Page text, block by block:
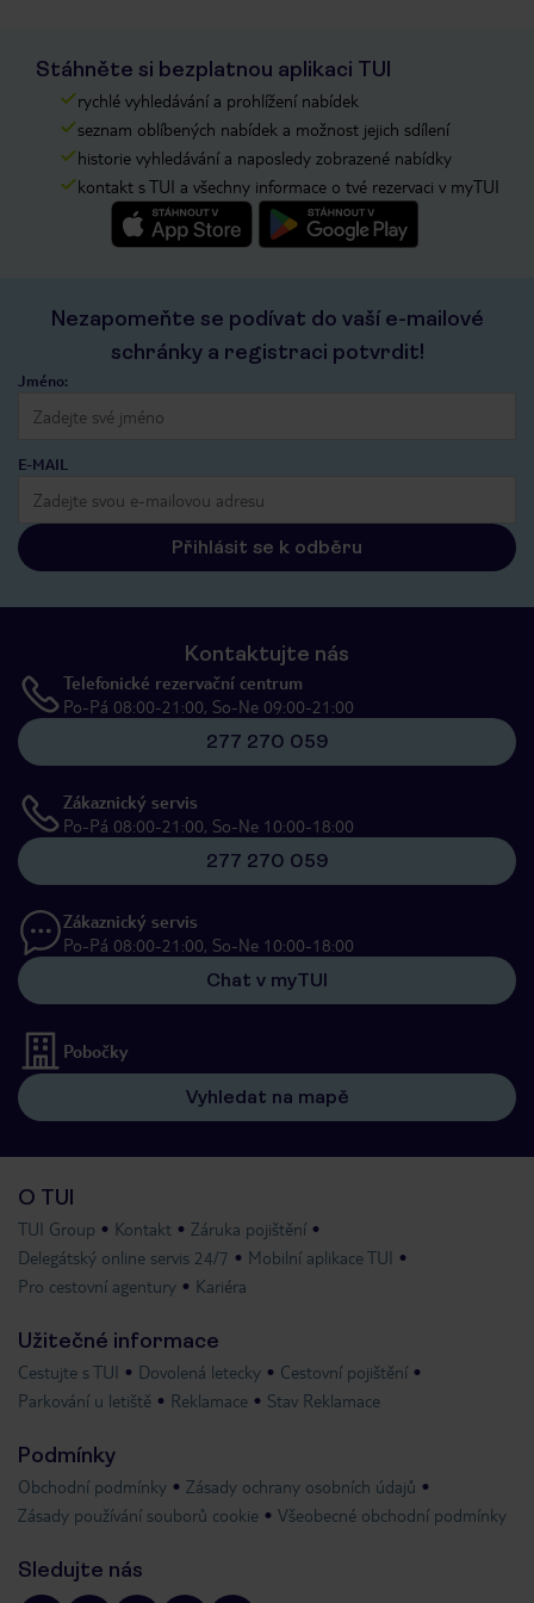
Stáhněte si bezplatnou aplikaci TUI
rychlé vyhledávání a prohlížení nabídek
seznam oblíbených nabídek a možnost jejich sdílení
historie vyhledávání a naposledy zobrazené nabídky
kontakt s TUI a všechny informace o tvé rezervaci v myTUI
Nezapomeňte se podívat do vaší e-mailové
schránky a registraci potvrdit!
Jméno:
E-MAIL
Přihlásit se k odběru
Kontaktujte nás
Telefonické rezervační centrum
Po-Pá 08:00-21:00, So-Ne 09:00-21:00
277 270 059
Zákaznický servis
Po-Pá 08:00-21:00, So-Ne 10:00-18:00
277 270 059
Zákaznický servis
Po-Pá 08:00-21:00, So-Ne 10:00-18:00
Chat v myTUI
Pobočky
Vyhledat na mapě
O TUI
TUI Group Kontakt
Záruka pojištění
Delegátský online servis 24/7
Mobilní aplikace TUI
Pro cestovní agentury
Kariéra
Užitečné informace
Cestujte s TUI Dovolená letecky
Cestovní pojištění
Parkování u letiště
Reklamace Stav Reklamace
Podmínky
Obchodní podmínky
Zásady ochrany osobních údajů
Zásady používání souborů cookie
Všeobecné obchodní podmínky
Sledujte nás